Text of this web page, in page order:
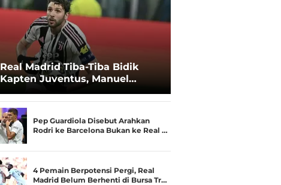
Real Madrid Tiba-Tiba Bidik
Kapten Juventus, Manuel
Pep Guardiola Disebut Arahkan
Rodri ke Barcelona Bukan ke Real …
4 Pemain Berpotensi Pergi, Real
Madrid Belum Berhenti di Bursa Tr…